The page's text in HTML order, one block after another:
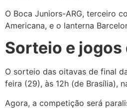
O Boca Juniors-ARG, terceiro
Americana, e o lanterna
Sorteio e
O sorteio das oitavas de final
feira (29), às 12h (de Brasília),
Agora, a competição será